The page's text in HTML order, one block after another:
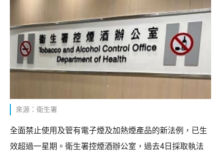
來源：衛生署
全面禁止使用及管有電子煙及加熱煙產品的新法例，已生
效超過一星期。衛生署控煙酒辦公室，過去4日採取執法